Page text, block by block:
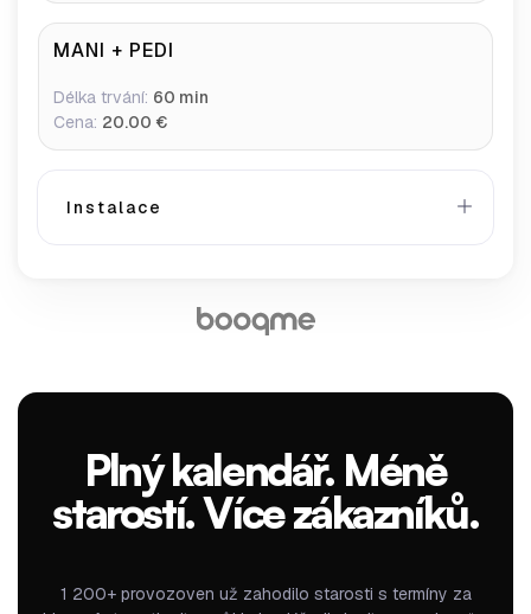
MANI + PEDI
Délka trvání: 60 min
Cena: 20.00 €
Instalace
Plný kalendář. Méně
starostí. Více zákazníků.
1 200+ provozoven už zahodilo starosti s termíny za